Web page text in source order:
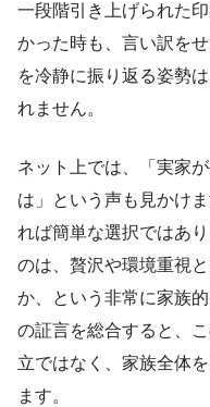
一段階引き上げられた
かった時も、言い訳を
を冷静に振り返る姿勢
れません。
ネット上では、「実家
は」という声も見かけ
れば簡単な選択ではあ
のは、贅沢や環境重視
か、という非常に家族
の証言を総合すると、
立ではなく、家族全体
ます。